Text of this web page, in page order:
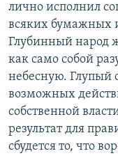
лично исполнил
всяких бумажных
Глубинный народ
как само собой
небесную. Глупый
возможных
собственной
результат для
сбудется то, что